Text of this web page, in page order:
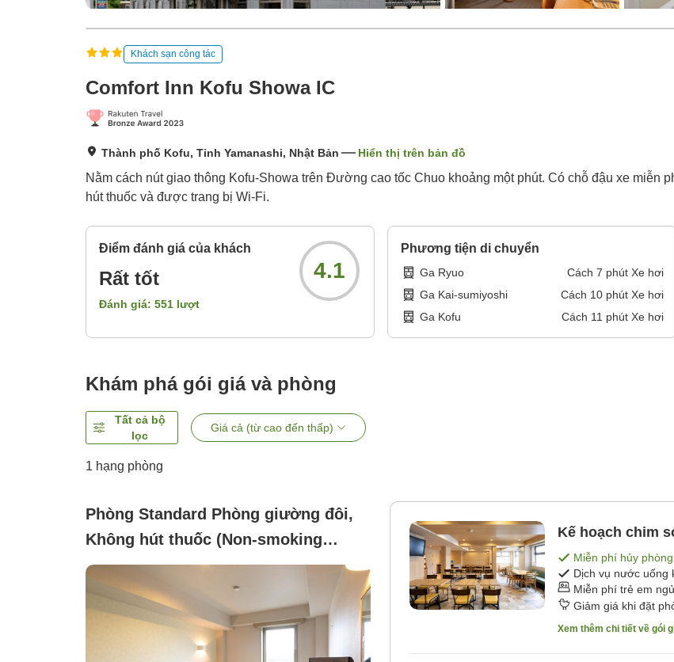
Khách sạn công tác
Comfort Inn Kofu Showa IC
Thành phố Kofu, Tỉnh Yamanashi, Nhật Bản Hiển thị trên bản đồ
Nằm cách nút giao thông Kofu-Showa trên Đường cao tốc Chuo khoảng một phút. Có chỗ đậu xe miễn
hút thuốc và được trang bị Wi-Fi.
Điểm đánh giá của khách
Rất tốt
Đánh giá: 551 lượt
4.1
Phương tiện di chuyển
Ga Ryuo Cách 7 phút Xe hơi
Ga Kai-sumiyoshi
Cách 10phút Xe hơi
Ga Kofu
Cách 11 phút Xe hơi
Khám phá gói giá và phòng
Tất cả bộ
lọc
Giá cả (từ cao đến thấp)
1 hạng phòng
Phòng Standard Phòng giường đôi,
Không hút thuốc (Non-smoking
Double Standard)
Kế hoạch chim
Miễn phí hủy
Dịch vụ nước uống
Miễn phí trẻ em
Giảm giá khi đặt
Xem thêm chi tiết về gói